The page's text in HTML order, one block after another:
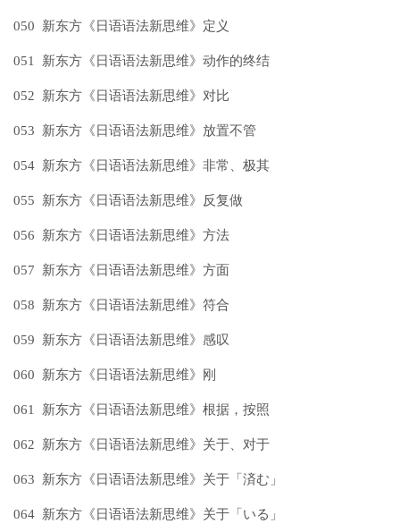
050 新东方《日语语法新思维》定义
051 新东方《日语语法新思维》动作的终结
052 新东方《日语语法新思维》对比
053 新东方《日语语法新思维》放置不管
054 新东方《日语语法新思维》非常、极其
055 新东方《日语语法新思维》反复做
056 新东方《日语语法新思维》方法
057 新东方《日语语法新思维》方面
058 新东方《日语语法新思维》符合
059 新东方《日语语法新思维》感叹
060 新东方《日语语法新思维》刚
061 新东方《日语语法新思维》根据，按照
062 新东方《日语语法新思维》关于、对于
063 新东方《日语语法新思维》关于「済む」
064 新东方《日语语法新思维》关于「いる」